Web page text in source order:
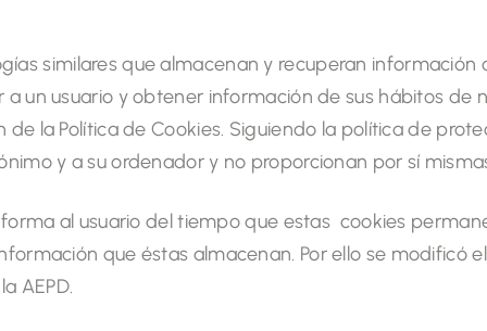
similares que almacenan y recuperan
un usuario y obtener información de sus hábitos de
la Política de Cookies. Siguiendo la política de
y a su ordenador y no proporcionan por sí
al usuario del tiempo que estas cookies
que éstas almacenan. Por ello se modificó
AEPD.